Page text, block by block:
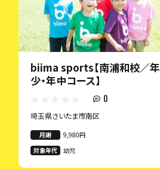
biima sports【南浦和校／年
少・年中コース】
0
埼玉県さいたま市南区
月謝
9,980円
対象年代
幼児